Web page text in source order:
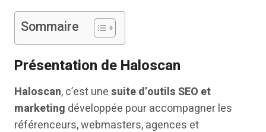
Sommaire
Présentation de Haloscan
Haloscan, c’est unesuite d’outils SEO et
marketing développée pour accompagner les
référenceurs, webmasters, agences et